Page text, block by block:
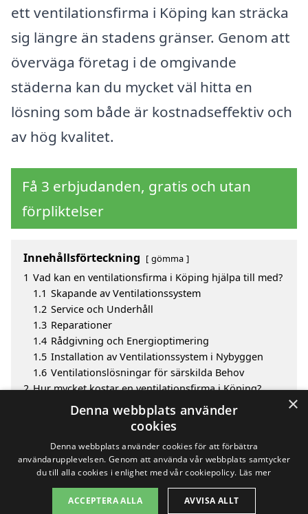
ett ventilationsfirma i Köping kan sträcka
sig längre än stadens gränser. Genom att
överväga företag i de omgivande
städerna kan du mycket väl hitta en
lösning som både är kostnadseffektiv och
av hög kvalitet.
Få 3 erbjudanden, gratis och utan
förpliktelser
Innehållsförteckning gömma
1 Vad kan en ventilationsfirma i Köping hjälpa till med?
1.1 Skapande av Ventilationssystem
1.2 Service och Underhåll
1.3 Reparationer
1.4 Rådgivning och Energioptimering
1.5 Installation av Ventilationssystem i Nybyggen
1.6 Ventilationslösningar för särskilda Behov
2 Hur mycket kostar en ventilationsfirma i Köping?
Fördelar med att välja ventilationsfirma i Köping
Sök efter en skicklig ventilationsfirma i de omgivande
Copyright 2026 - Pilanto Aps
×
Denna webbplats använder
cookies
Denna webbplats använder cookies för att förbättra
användarupplevelsen. Genom att använda vår webbplats samtycker
du till alla cookies i enlighet med vår cookiepolicy. Läs mer
ACCEPTERA ALLA AVVISA ALLT